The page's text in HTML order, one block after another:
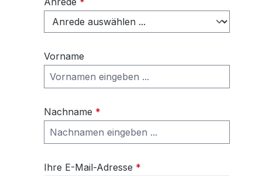
Vorname
Nachname *
Ihre E-Mail-Adresse *